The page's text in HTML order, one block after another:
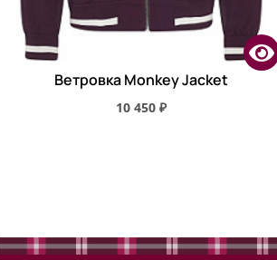
Ветровка Monkey Jacket
10 450 ₽